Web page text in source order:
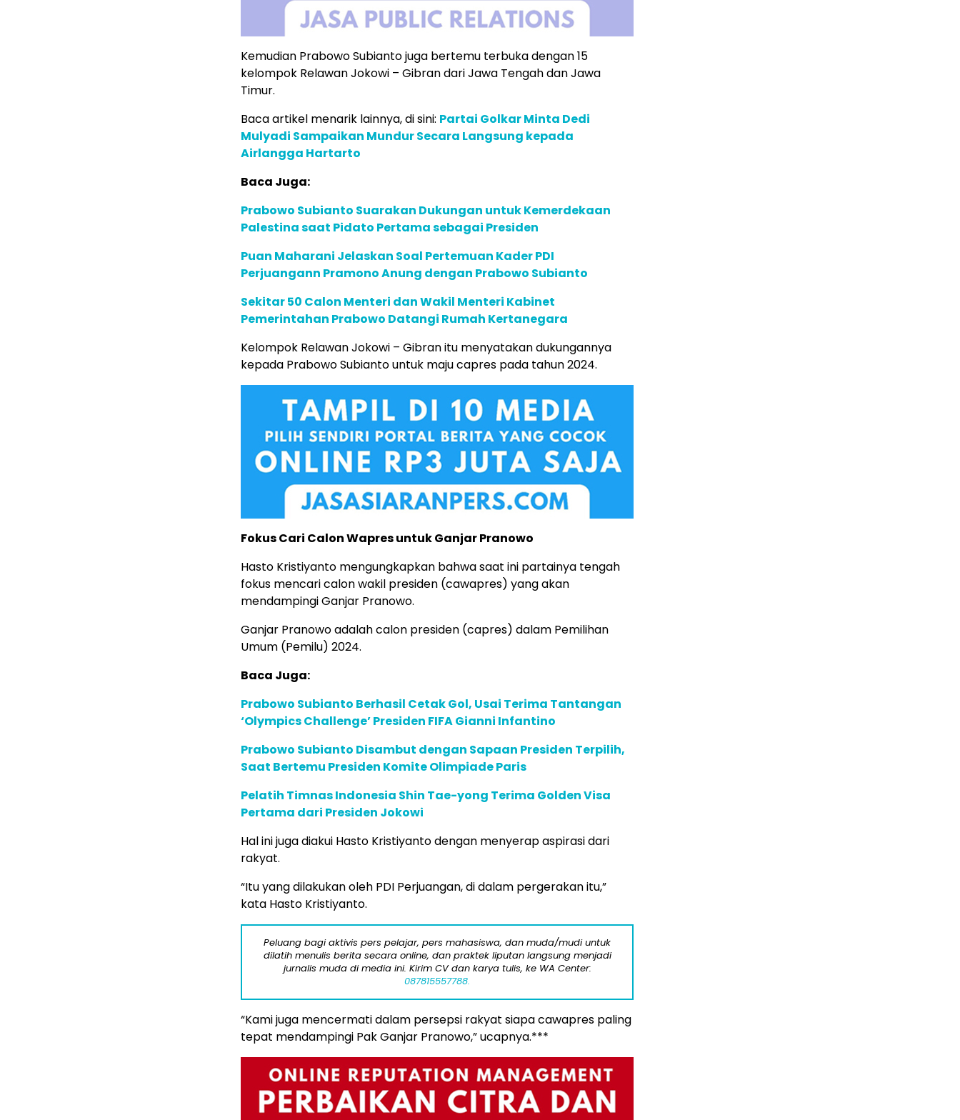
Kemudian Prabowo Subianto juga bertemu terbuka dengan 15
kelompok Relawan Jokowi – Gibran dari Jawa Tengah dan Jawa
Timur.
Baca artikel menarik lainnya, di sini: Partai Golkar Minta Dedi
Mulyadi Sampaikan Mundur Secara Langsung kepada
Airlangga Hartarto
Baca Juga:
Prabowo Subianto Suarakan Dukungan untuk Kemerdekaan
Palestina saat Pidato Pertama sebagai Presiden
Puan Maharani Jelaskan Soal Pertemuan Kader PDI
Perjuangann Pramono Anung dengan Prabowo Subianto
Sekitar 50 Calon Menteri dan Wakil Menteri Kabinet
Pemerintahan Prabowo Datangi Rumah Kertanegara
Kelompok Relawan Jokowi – Gibran itu menyatakan dukungannya
kepada Prabowo Subianto untuk maju capres pada tahun 2024.
Fokus Cari Calon Wapres untuk Ganjar Pranowo
Hasto Kristiyanto mengungkapkan bahwa saat ini partainya tengah
fokus mencari calon wakil presiden (cawapres) yang akan
mendampingi Ganjar Pranowo.
Ganjar Pranowo adalah calon presiden (capres) dalam Pemilihan
Umum (Pemilu) 2024.
Baca Juga:
Prabowo Subianto Berhasil Cetak Gol, Usai Terima Tantangan
‘Olympics Challenge’ Presiden FIFA Gianni Infantino
Prabowo Subianto Disambut dengan Sapaan Presiden Terpilih,
Saat Bertemu Presiden Komite Olimpiade Paris
Pelatih Timnas Indonesia Shin Tae-yong Terima Golden Visa
Pertama dari Presiden Jokowi
Hal ini juga diakui Hasto Kristiyanto dengan menyerap aspirasi dari
rakyat.
“Itu yang dilakukan oleh PDI Perjuangan, di dalam pergerakan itu,”
kata Hasto Kristiyanto.
Peluang bagi aktivis pers pelajar, pers mahasiswa, dan muda/mudi untuk
dilatih menulis berita secara online, dan praktek liputan langsung menjadi
jurnalis muda di media ini. Kirim CV dan karya tulis, ke WA Center:
087815557788.
“Kami juga mencermati dalam persepsi rakyat siapa cawapres paling
tepat mendampingi Pak Ganjar Pranowo,” ucapnya.***